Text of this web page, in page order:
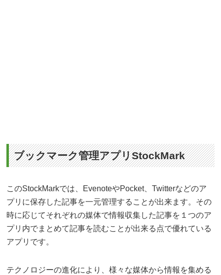
ブックマーク管理アプリStockMark
このStockMarkでは、EvenoteやPocket、Twitterなどのア
プリに保存した記事を一元管理することが出来ます。その
時に応じてそれぞれの媒体で情報収集した記事を１つのア
プリ内でまとめて記事を読むことが出来る点で優れている
アプリです。
テクノロジーの進化により、様々な媒体から情報を集める